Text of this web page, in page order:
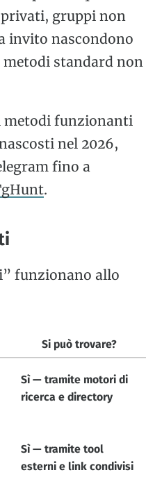
privati, gruppi non
invito nascondono
standard non
metodi funzionanti
nel 2026,
fino a
.
funzionano allo
Si può trovare?
Sì — tramite motori di
ricerca e directory
Sì — tramite tool
esterni e link condivisi